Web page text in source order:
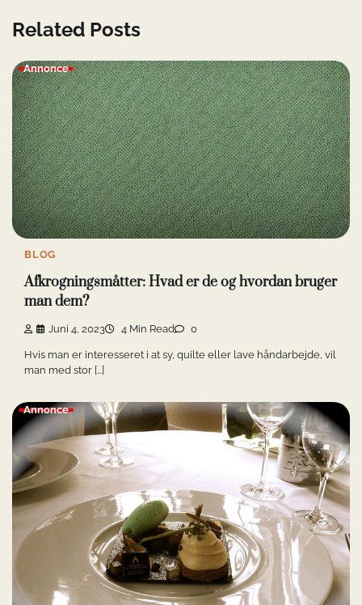
Related Posts
Annonce
BLOG
Afkrogningsmåtter: Hvad er de og hvordan bruger
man dem?
Juni 4, 2023 4 Min Read 0
Hvis man er interesseret i at sy, quilte eller lave håndarbejde, vil
man med stor […]
Annonce